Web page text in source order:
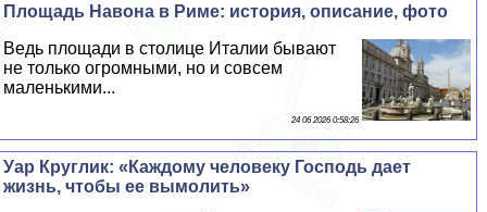
Площадь Навона в Риме: история, описание, фото
Ведь площади в столице Италии бывают
не только огромными, но и совсем
маленькими...
24 06 2026 0:58:26
Уар Круглик: «Каждому человеку Господь дает
жизнь, чтобы ее вымолить»